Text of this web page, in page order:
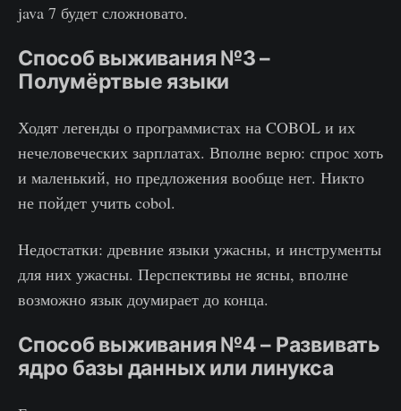
java 7 будет сложновато.
Способ выживания №3 –
Полумёртвые языки
Ходят легенды о программистах на COBOL и их
нечеловеческих зарплатах. Вполне верю: спрос хоть
и маленький, но предложения вообще нет. Никто
не пойдет учить cobol.
Недостатки: древние языки ужасны, и инструменты
для них ужасны. Перспективы не ясны, вполне
возможно язык доумирает до конца.
Способ выживания №4 – Развивать
ядро базы данных или линукса